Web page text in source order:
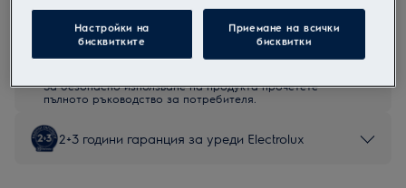
Инструкциите за безопасност и предупрежденията за
безопасност съгласно регламент на ЕС 2023/988 са
За безопасно използване на продукта прочетете
пълното ръководство за потребителя.
2+3 години гаранция за уреди Electrolux
Настройки на
бисквитките
Приемане на всички
бисквитки